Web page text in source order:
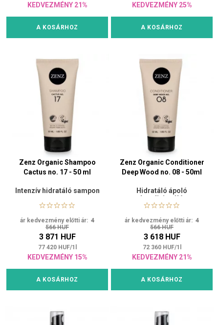
KEDVEZMÉNY 21%
A KOSÁRHOZ
KEDVEZMÉNY 25%
A KOSÁRHOZ
Zenz Organic Shampoo
Cactus no. 17 - 50 ml
Intenzív hidratáló sampon
ár kedvezmény előtti ár: 4
566 HUF
3 871 HUF
77 420 HUF/1
KEDVEZMÉNY 15%
A KOSÁRHOZ
Zenz Organic Conditioner
Deep Wood no. 08​ - 50ml
Hidratáló ápoló
kondicionáló
ár kedvezmény előtti ár: 4
566 HUF
3 618 HUF
72 360 HUF/1
KEDVEZMÉNY 21%
A KOSÁRHOZ